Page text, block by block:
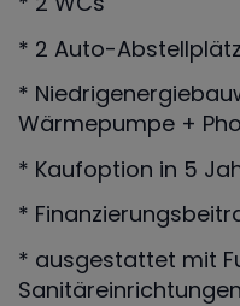
* 2 Auto-
*
Wärmepumpe +
* Kaufoption in 5
*
* ausgestattet mit